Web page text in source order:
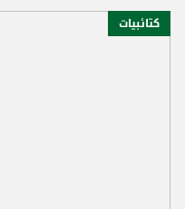
كتائبيات